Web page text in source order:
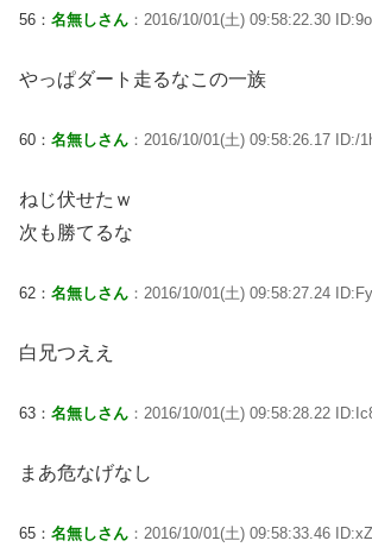
56： 名無しさん ：2016/10/01(土) 09:58:22.30
やっぱダート走るなこの一族
60： 名無しさん ：2016/10/01(土) 09:58:26.17 ID:/
ねじ伏せたｗ
次も勝てるな
62： 名無しさん ：2016/10/01(土) 09:58:27.24
白兄つええ
63： 名無しさん ：2016/10/01(土) 09:58:28.22
まあ危なげなし
65： 名無しさん ：2016/10/01(土) 09:58:33.46